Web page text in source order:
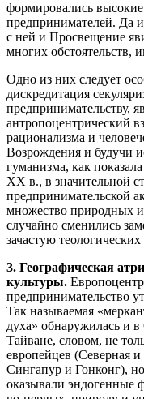
формировались
предпринимателей. Да
с ней и Просвещение
многих обстоятельств,
Одно из них следует
дискредитация
предпринимательству,
антропоцентрический
рационализма и
Возрождения и будучи
гуманизма, как
XX в., в значительной
предпринимательской
множество природных
случайно сменились
зачастую
3. Географическая
культуры.
предпринимательство
Так называемая
духа» обнаружилась
Тайване, словом, не
европейцев (Северная
Сингапур и Гонконг),
оказывали эндогенные